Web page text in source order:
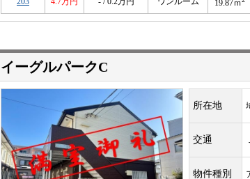
19.87ｍ
イーグルパークC
所在地
交通
物件種別